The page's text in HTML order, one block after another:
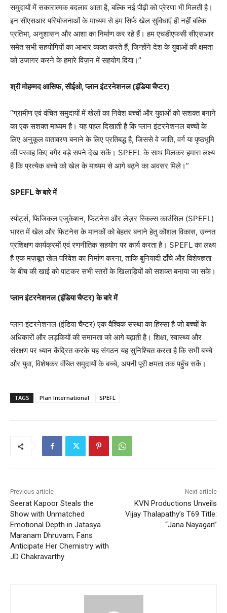
समुदायों में सकारात्मक बदलाव आता है, बल्कि नई पीढ़ी को प्रेरणा भी मिलती है।
इन सीएसआर परियोजनाओं के माध्यम से हम सिर्फ खेल सुविधाएँ ही नहीं बल्कि
प्रतिभा, अनुशासन और आशा का निर्माण कर रहे हैं। हम एचडीएफसी सीएसआर
समेत सभी सहयोगियों का आभार व्यक्त करते हैं, जिन्होंने देश के युवाओं की क्षमता
को उजागर करने के हमारे विज़न में सहयोग दिया।”
श्री मोहम्मद आसिफ, सीईओ, प्लान इंटरनेशनल (इंडिया चैप्टर)
“ग्रामीण एवं वंचित समुदायों में खेलों का निवेश बच्चों और युवाओं को सशक्त बनाने
का एक सशक्त माध्यम है। यह पहल दिखाती है कि प्लान इंटरनेशनल बच्चों के
लिए अनुकूल वातावरण बनाने के लिए प्रतिबद्ध है, जिससे वे जाति, वर्ग या पृष्ठभूमि
की परवाह किए बगैर बड़े सपने देख सकें। SPEFL के साथ मिलकर हमारा लक्ष्य
है कि प्रत्येक बच्चे को खेल के माध्यम से आगे बढ़ने का अवसर मिले।”
SPEFL के बारे में
स्पोर्ट्स, फिजिकल एजुकेशन, फिटनेस और लेज़र स्किल्स काउंसिल (SPEFL)
भारत में खेल और फिटनेस के मानकों को बेहतर बनाने हेतु कौशल विकास, उन्नत
प्रशिक्षण कार्यक्रमों एवं रणनीतिक सहयोग पर कार्य करता है। SPEFL का लक्ष्य
है एक मज़बूत खेल परिवेश का निर्माण करना, ताकि बुनियादी ढाँचे और विशेषज्ञता
के बीच की खाई को पाटकर सभी स्तरों के खिलाड़ियों को सशक्त बनाया जा सके।
प्लान इंटरनेशनल (इंडिया चैप्टर) के बारे में
प्लान इंटरनेशनल (इंडिया चैप्टर) एक वैश्विक संस्था का हिस्सा है जो बच्चों के
अधिकारों और लड़कियों की समानता को आगे बढ़ाती है। शिक्षा, स्वास्थ्य और
संरक्षण पर ध्यान केंद्रित करके यह संगठन यह सुनिश्चित करता है कि सभी बच्चे
और युवा, विशेषकर वंचित समुदायों के बच्चे, अपनी पूरी क्षमता तक पहुँच सकें।
TAGS Plan International SPEFL
Previous article
Seerat Kapoor Steals the
Show with Unmatched
Emotional Depth in Jatasya
Maranam Dhruvam; Fans
Anticipate Her Chemistry with
JD Chakravarthy
Next article
KVN Productions Unveils
Vijay Thalapathy’s T69 Title:
“Jana Nayagan”